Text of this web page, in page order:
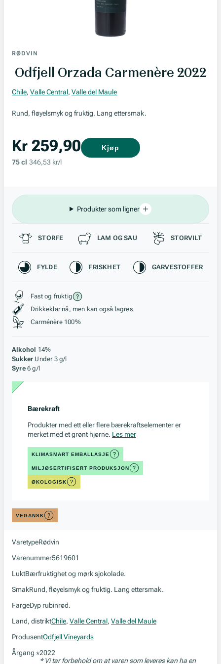
RØDVIN
Odfjell Orzada Carmenère 2022
Chile, Valle Central, Valle del Maule
Rund, fløyelsmyk og fruktig. Lang ettersmak.
Kr 259,90
75 cl 346,53 kr/l
Kjøp
Produkter som ligner
Passer til
STORFE LAM OG SAU STORVILT
Karakteristikk
FYLDE FRISKHET GARVESTOFFER
Stil, lagring og råstoff
Fast og fruktig
Drikkeklar nå, men kan også lagres
Carménère 100%
Alkohol 14%
Sukker Under 3 g/l
Syre 6 g/l
Bærekraft
Produkter med ett eller flere bærekraftselementer er
merket med et grønt hjørne. Les mer
KLIMASMART EMBALLASJE
MILJØSERTIFISERT PRODUKSJON
ØKOLOGISK
VEGANSK
VaretypeRødvin
Varenummer5619601
LuktBærfruktighet og mørk sjokolade.
SmakRund, fløyelsmyk og fruktig. Lang ettersmak.
FargeDyp rubinrød.
Land, distriktChile, Valle Central, Valle del Maule
ProdusentOdfjell Vineyards
Årgang *2022
* Vi tar forbehold om at varen som leveres kan ha en